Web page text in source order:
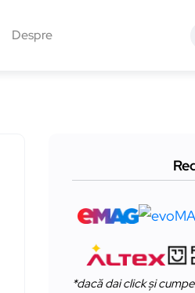
Despre
*dacă dai click și